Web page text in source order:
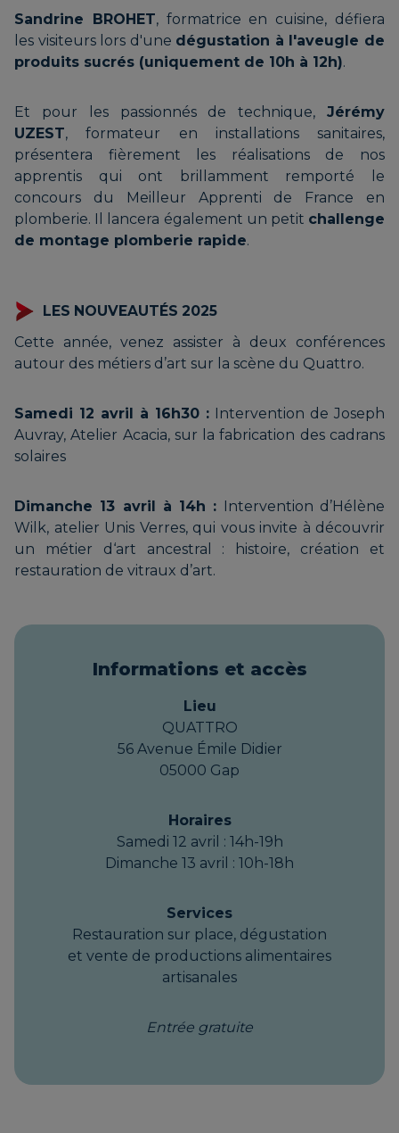
GRANDADAM Ninon |
MAMITE
GUIRAMAND Charlotte | LES
CRINS DE CUIR
MERVEILLES | Association
d’artisans
LOUVET Éric | LOUVET
MARQUETERIE
Sandrine BROHET, formatrice en cuisine, défiera
les visiteurs lors d'une dégustation à l'aveugle de
produits sucrés (uniquement de 10h à 12h).
Et pour les passionnés de technique, Jérémy
UZEST, formateur en installations sanitaires,
présentera fièrement les réalisations de nos
apprentis qui ont brillamment remporté le
concours du Meilleur Apprenti de France en
plomberie. Il lancera également un petit challenge
de montage plomberie rapide.
LES NOUVEAUTÉS 2025
Cette année, venez assister à deux conférences
autour des métiers d’art sur la scène du Quattro.
Samedi 12 avril à 16h30 : Intervention de Joseph
Auvray, Atelier Acacia, sur la fabrication des cadrans
solaires
Dimanche 13 avril à 14h : Intervention d’Hélène
Wilk, atelier Unis Verres, qui vous invite à découvrir
un métier d‘art ancestral : histoire, création et
restauration de vitraux d’art.
Informations et accès
Lieu
QUATTRO
56 Avenue Émile Didier
05000 Gap
Horaires
Samedi 12 avril : 14h-19h
Dimanche 13 avril : 10h-18h
Services
Restauration sur place, dégustation
et vente de productions alimentaires
artisanales
Entrée gratuite